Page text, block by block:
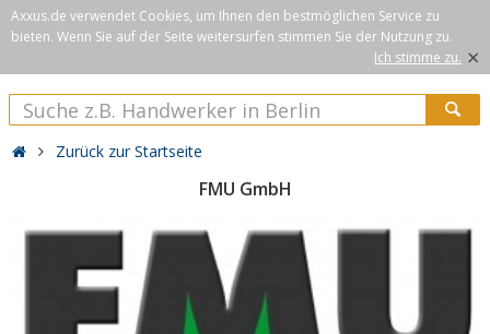
Axxus.de verwendet Cookies, um Ihnen den bestmöglichen Service zu
bieten. Wenn Sie auf der Seite weitersurfen stimmen Sie der Nutzung zu.
Ich stimme zu. ×
Zurück zur Startseite
FMU GmbH